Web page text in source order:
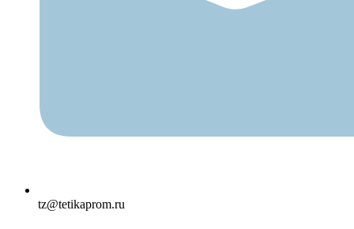
tz@tetikaprom.ru